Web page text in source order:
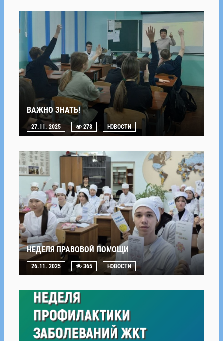
ВАЖНО ЗНАТЬ!
27.11. 2025 278 НОВОСТИ
НЕДЕЛЯ ПРАВОВОЙ ПОМОЩИ
26.11. 2025 365 НОВОСТИ